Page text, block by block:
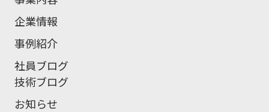
企業情報
事例紹介
社員ブログ
技術ブログ
お知らせ